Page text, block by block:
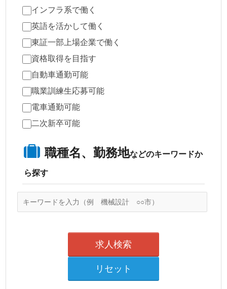
インフラ系で働く
英語を活かして働く
東証一部上場企業で働く
資格取得を目指す
自動車通勤可能
職業訓練生応募可能
電車通勤可能
二次新卒可能
職種名、勤務地などのキーワードか
ら探す